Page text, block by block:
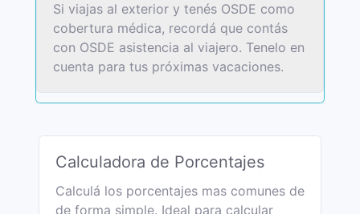
Si viajas al exterior y tenés OSDE como
cobertura médica, recordá que contás
con OSDE asistencia al viajero. Tenelo en
cuenta para tus próximas vacaciones.
Calculadora de Porcentajes
Calculá los porcentajes mas comunes de
de forma simple. Ideal para calcular